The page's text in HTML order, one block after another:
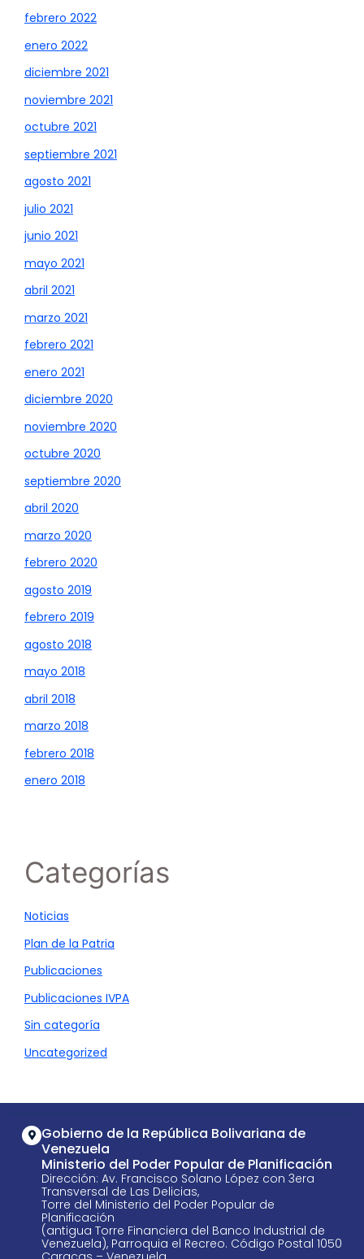
febrero 2022
enero 2022
diciembre 2021
noviembre 2021
octubre 2021
septiembre 2021
agosto 2021
julio 2021
junio 2021
mayo 2021
abril 2021
marzo 2021
febrero 2021
enero 2021
diciembre 2020
noviembre 2020
octubre 2020
septiembre 2020
abril 2020
marzo 2020
febrero 2020
agosto 2019
febrero 2019
agosto 2018
mayo 2018
abril 2018
marzo 2018
febrero 2018
enero 2018
Categorías
Noticias
Plan de la Patria
Publicaciones
Publicaciones IVPA
Sin categoría
Uncategorized
Gobierno de la República Bolivariana de
Venezuela
Ministerio del Poder Popular de Planificación
Dirección: Av. Francisco Solano López con 3era
Transversal de Las Delicias,
Torre del Ministerio del Poder Popular de
Planificación
(antigua Torre Financiera del Banco Industrial de
Venezuela), Parroquia el Recreo. Código Postal 1050